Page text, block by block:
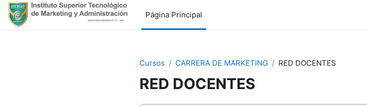
Salta al contenido principal
Página Principal
Cursos CARRERA DE MARKETING RED DOCENTES
RED DOCENTES